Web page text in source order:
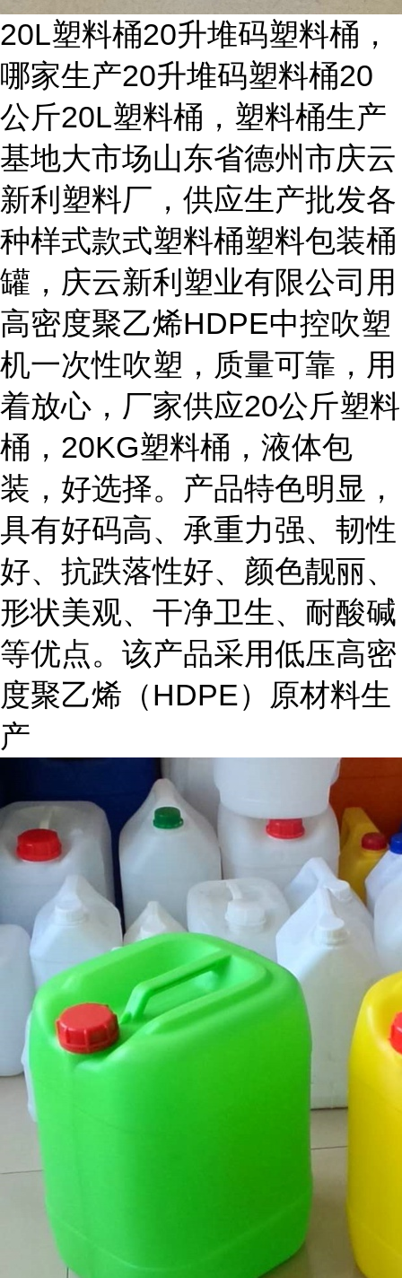
20L塑料桶20升堆码塑料桶，
哪家生产20升堆码塑料桶20
公斤20L塑料桶，塑料桶生产
基地大市场山东省德州市庆云
新利塑料厂，供应生产批发各
种样式款式塑料桶塑料包装桶
罐，庆云新利塑业有限公司用
高密度聚乙烯HDPE中控吹塑
机一次性吹塑，质量可靠，用
着放心，厂家供应20公斤塑料
桶，20KG塑料桶，液体包
装，好选择。产品特色明显，
具有好码高、承重力强、韧性
好、抗跌落性好、颜色靓丽、
形状美观、干净卫生、耐酸碱
等优点。该产品采用低压高密
度聚乙烯（HDPE）原材料生
产